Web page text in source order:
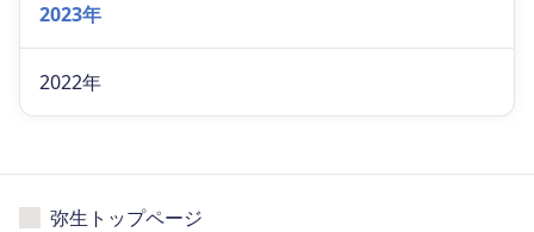
2023年
2022年
弥生トップページ